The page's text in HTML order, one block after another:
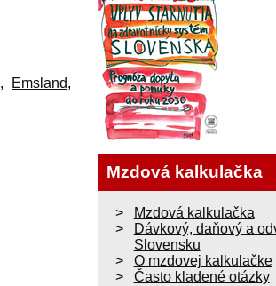
, Emsland,
Mzdová kalkulačka
Mzdová kalkulačka
Dávkový, daňový a
Slovensku
O mzdovej kalkulačke
Často kladené otázky